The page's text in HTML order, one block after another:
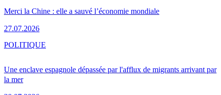
Merci la Chine : elle a sauvé l’économie mondiale
27.07.2026
Une enclave espagnole dépassée par l'afflux de migrants arrivant par
la mer
POLITIQUE